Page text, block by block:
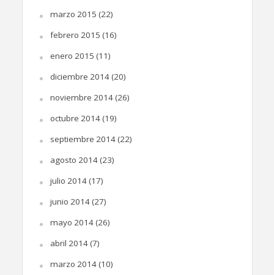
marzo 2015 (22)
febrero 2015 (16)
enero 2015 (11)
diciembre 2014(20)
noviembre 2014(26)
octubre 2014(19)
septiembre 2014(22)
agosto 2014(23)
julio 2014(17)
junio 2014(27)
mayo 2014(26)
abril 2014(7)
marzo 2014(10)